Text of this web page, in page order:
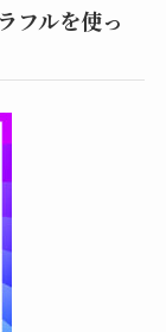
フルを使っ